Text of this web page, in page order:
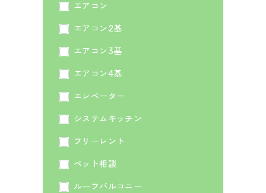
エアコン
エアコン2基
エアコン3基
エアコン4基
エレベーター
システムキッチン
フリーレント
ペット相談
ルーフバルコニー